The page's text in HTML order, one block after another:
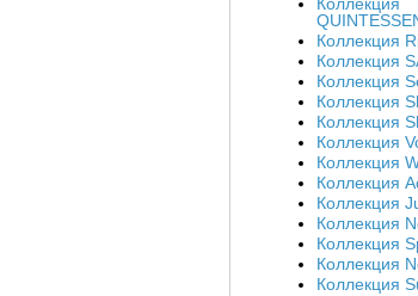
Коллекция
Коллекция
Коллекция
Коллекция
Коллекция
Коллекция
Коллекция
Коллекция
Коллекция
Коллекция
Коллекция
Коллекция
Коллекция